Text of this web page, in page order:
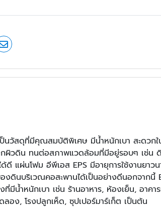
นวัสดุที่มีคุณสมบัติพิเศษ มีน้ำหนักเบา สะดวกใ
กผิวดิน ทนต่อสภาพแวดล้อมที่มีอยู่รอบๆ เช่น
แผ่นโฟม อีพีเอส EPS มีอายุการใช้งานยาว
ดินบริเวณคอสะพานได้เป็นอย่างดีนอกจากนี้
น้ำหนักเบา เช่น ร้านอาหาร, ห้องเย็น, อาคา
ง, โรงปลูกเห็ด, ซุปเปอร์มาร์เก็ต เป็นต้น